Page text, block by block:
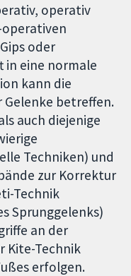
operativ
operativen
oder
in eine normale
kann die
Gelenke betreffen.
auch diejenige
Techniken) und
zur Korrektur
Technik
Sprunggelenks)
an der
Kite-Technik
erfolgen.